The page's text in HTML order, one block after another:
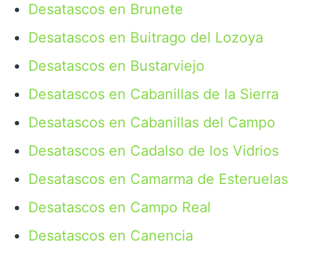
Desatascos en Brunete
Desatascos en Buitrago del Lozoya
Desatascos en Bustarviejo
Desatascos en Cabanillas de la Sierra
Desatascos en Cabanillas del Campo
Desatascos en Cadalso de los Vidrios
Desatascos en Camarma de Esteruelas
Desatascos en Campo Real
Desatascos en Canencia